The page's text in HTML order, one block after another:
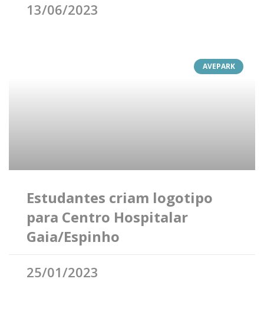
13/06/2023
AVEPARK
Estudantes criam logotipo
para Centro Hospitalar
Gaia/Espinho
25/01/2023